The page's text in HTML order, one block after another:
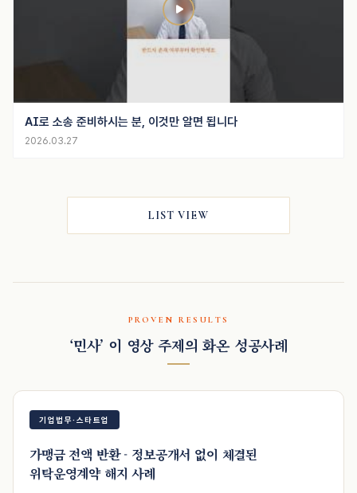
AI로 소송 준비하시는 분, 이것만 알면 됩니다
2026.03.27
LIST VIEW
PROVEN RESULTS
‘민사’ 이 영상 주제의 화온 성공사례
기업법무·스타트업
가맹금 전액 반환 - 정보공개서 없이 체결된
위탁운영계약 해지 사례